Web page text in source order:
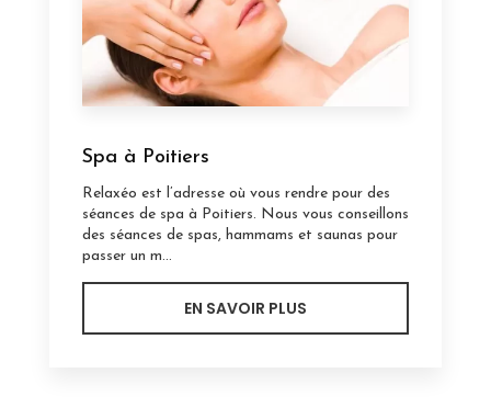
Spa à Poitiers
Relaxéo est l’adresse où vous rendre pour des
séances de spa à Poitiers. Nous vous conseillons
des séances de spas, hammams et saunas pour
passer un m...
EN SAVOIR PLUS